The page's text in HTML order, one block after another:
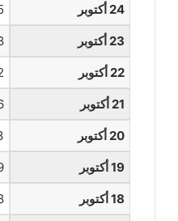
24 أكتوبر
23 أكتوبر
22 أكتوبر
21 أكتوبر
20 أكتوبر
19 أكتوبر
18 أكتوبر